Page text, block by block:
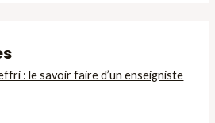
: le savoir faire d’un enseigniste